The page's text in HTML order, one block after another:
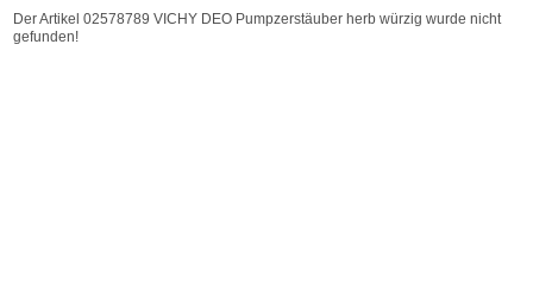
Der Artikel 02578789 VICHY DEO Pumpzerstäuber herb würzig wurde nicht
gefunden!